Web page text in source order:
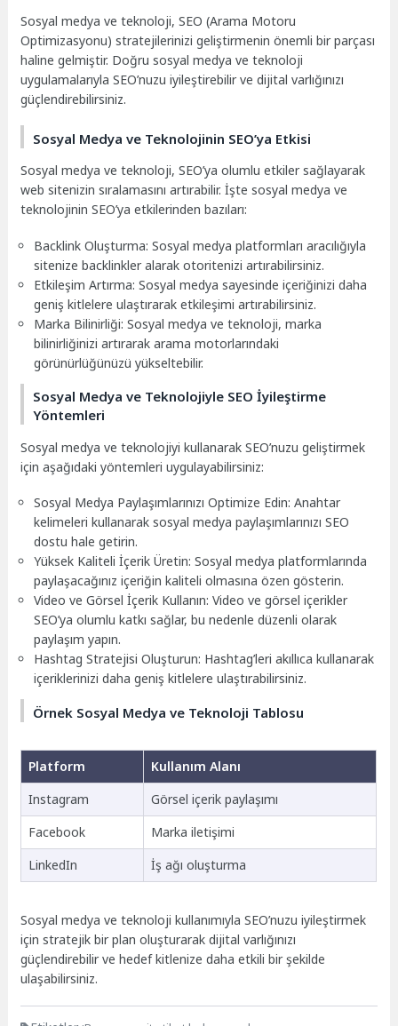
Sosyal medya ve teknoloji, SEO (Arama Motoru
Optimizasyonu) stratejilerinizi geliştirmenin önemli bir parçası
haline gelmiştir. Doğru sosyal medya ve teknoloji
uygulamalarıyla SEO’nuzu iyileştirebilir ve dijital varlığınızı
güçlendirebilirsiniz.
Sosyal Medya ve Teknolojinin SEO’ya Etkisi
Sosyal medya ve teknoloji, SEO’ya olumlu etkiler sağlayarak
web sitenizin sıralamasını artırabilir. İşte sosyal medya ve
teknolojinin SEO’ya etkilerinden bazıları:
Backlink Oluşturma: Sosyal medya platformları aracılığıyla
sitenize backlinkler alarak otoritenizi artırabilirsiniz.
Etkileşim Artırma: Sosyal medya sayesinde içeriğinizi daha
geniş kitlelere ulaştırarak etkileşimi artırabilirsiniz.
Marka Bilinirliği: Sosyal medya ve teknoloji, marka
bilinirliğinizi artırarak arama motorlarındaki
görünürlüğünüzü yükseltebilir.
Sosyal Medya ve Teknolojiyle SEO İyileştirme
Yöntemleri
Sosyal medya ve teknolojiyi kullanarak SEO’nuzu geliştirmek
için aşağıdaki yöntemleri uygulayabilirsiniz:
Sosyal Medya Paylaşımlarınızı Optimize Edin: Anahtar
kelimeleri kullanarak sosyal medya paylaşımlarınızı SEO
dostu hale getirin.
Yüksek Kaliteli İçerik Üretin: Sosyal medya platformlarında
paylaşacağınız içeriğin kaliteli olmasına özen gösterin.
Video ve Görsel İçerik Kullanın: Video ve görsel içerikler
SEO’ya olumlu katkı sağlar, bu nedenle düzenli olarak
paylaşım yapın.
Hashtag Stratejisi Oluşturun: Hashtag’leri akıllıca kullanarak
içeriklerinizi daha geniş kitlelere ulaştırabilirsiniz.
Örnek Sosyal Medya ve Teknoloji Tablosu
Platform
Kullanım Alanı
Instagram
Görsel içerik paylaşımı
Facebook
Marka iletişimi
LinkedIn
İş ağı oluşturma
Sosyal medya ve teknoloji kullanımıyla SEO’nuzu iyileştirmek
için stratejik bir plan oluşturarak dijital varlığınızı
güçlendirebilir ve hedef kitlenize daha etkili bir şekilde
ulaşabilirsiniz.